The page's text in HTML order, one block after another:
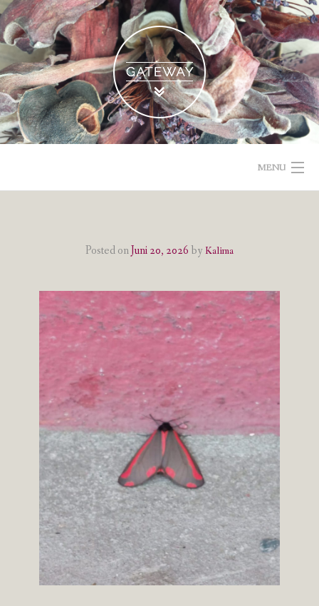
Skip
to
content
MENU
IMPRESSUM & DATENSCHUTZ
Posted onJuni 20, 2026 by Kalima